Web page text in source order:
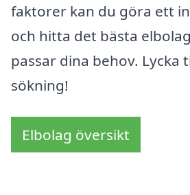
faktorer kan du göra ett
och hitta det bästa
passar dina behov. Lycka
sökning!
Elbolag översikt